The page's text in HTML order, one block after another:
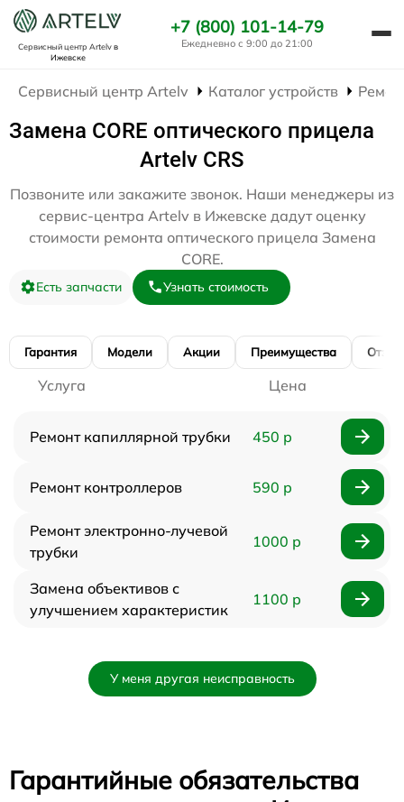
Сервисный центр Artelvв
Ижевске
+7 (800) 101-14-79
Ежедневно с 9:00 до 21:00
Сервисный центр Artelv Каталог устройств
Замена CORE оптического прицела
Artelv CRS
Позвоните или закажите звонок. Наши менеджеры из
сервис-центра Artelv в Ижевске дадут оценку
стоимости ремонта оптического прицела Замена
CORE.
Есть запчасти Узнать стоимость
Гарантия Модели Акции Преимущества
Услуга Цена
Ремонт капиллярной трубки 450 р
Ремонт контроллеров 590 р
Ремонт электронно-лучевой
трубки
1000 р
Замена объективов с
улучшением характеристик
1100 р
У меня другая неисправность
Гарантийные обязательства